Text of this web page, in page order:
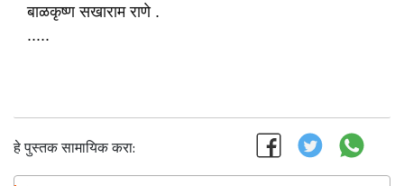
बाळकृष्ण सखाराम राणे .
.....
हे पुस्तक सामायिक करा: